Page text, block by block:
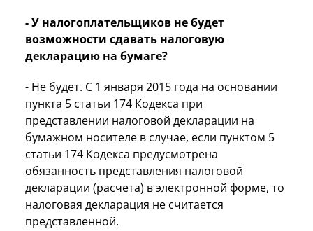
- У налогоплательщиков не будет
возможности сдавать налоговую
декларацию на бумаге?
- Не будет. С 1 января 2015 года на основании
пункта 5 статьи 174 Кодекса при
представлении налоговой декларации на
бумажном носителе в случае, если пунктом 5
статьи 174 Кодекса предусмотрена
обязанность представления налоговой
декларации (расчета) в электронной форме, то
налоговая декларация не считается
представленной.